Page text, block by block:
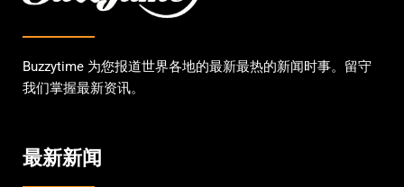
Buzzytime 为您报道世界各地的最新最热的新闻时事。留守
我们掌握最新资讯。
最新新闻